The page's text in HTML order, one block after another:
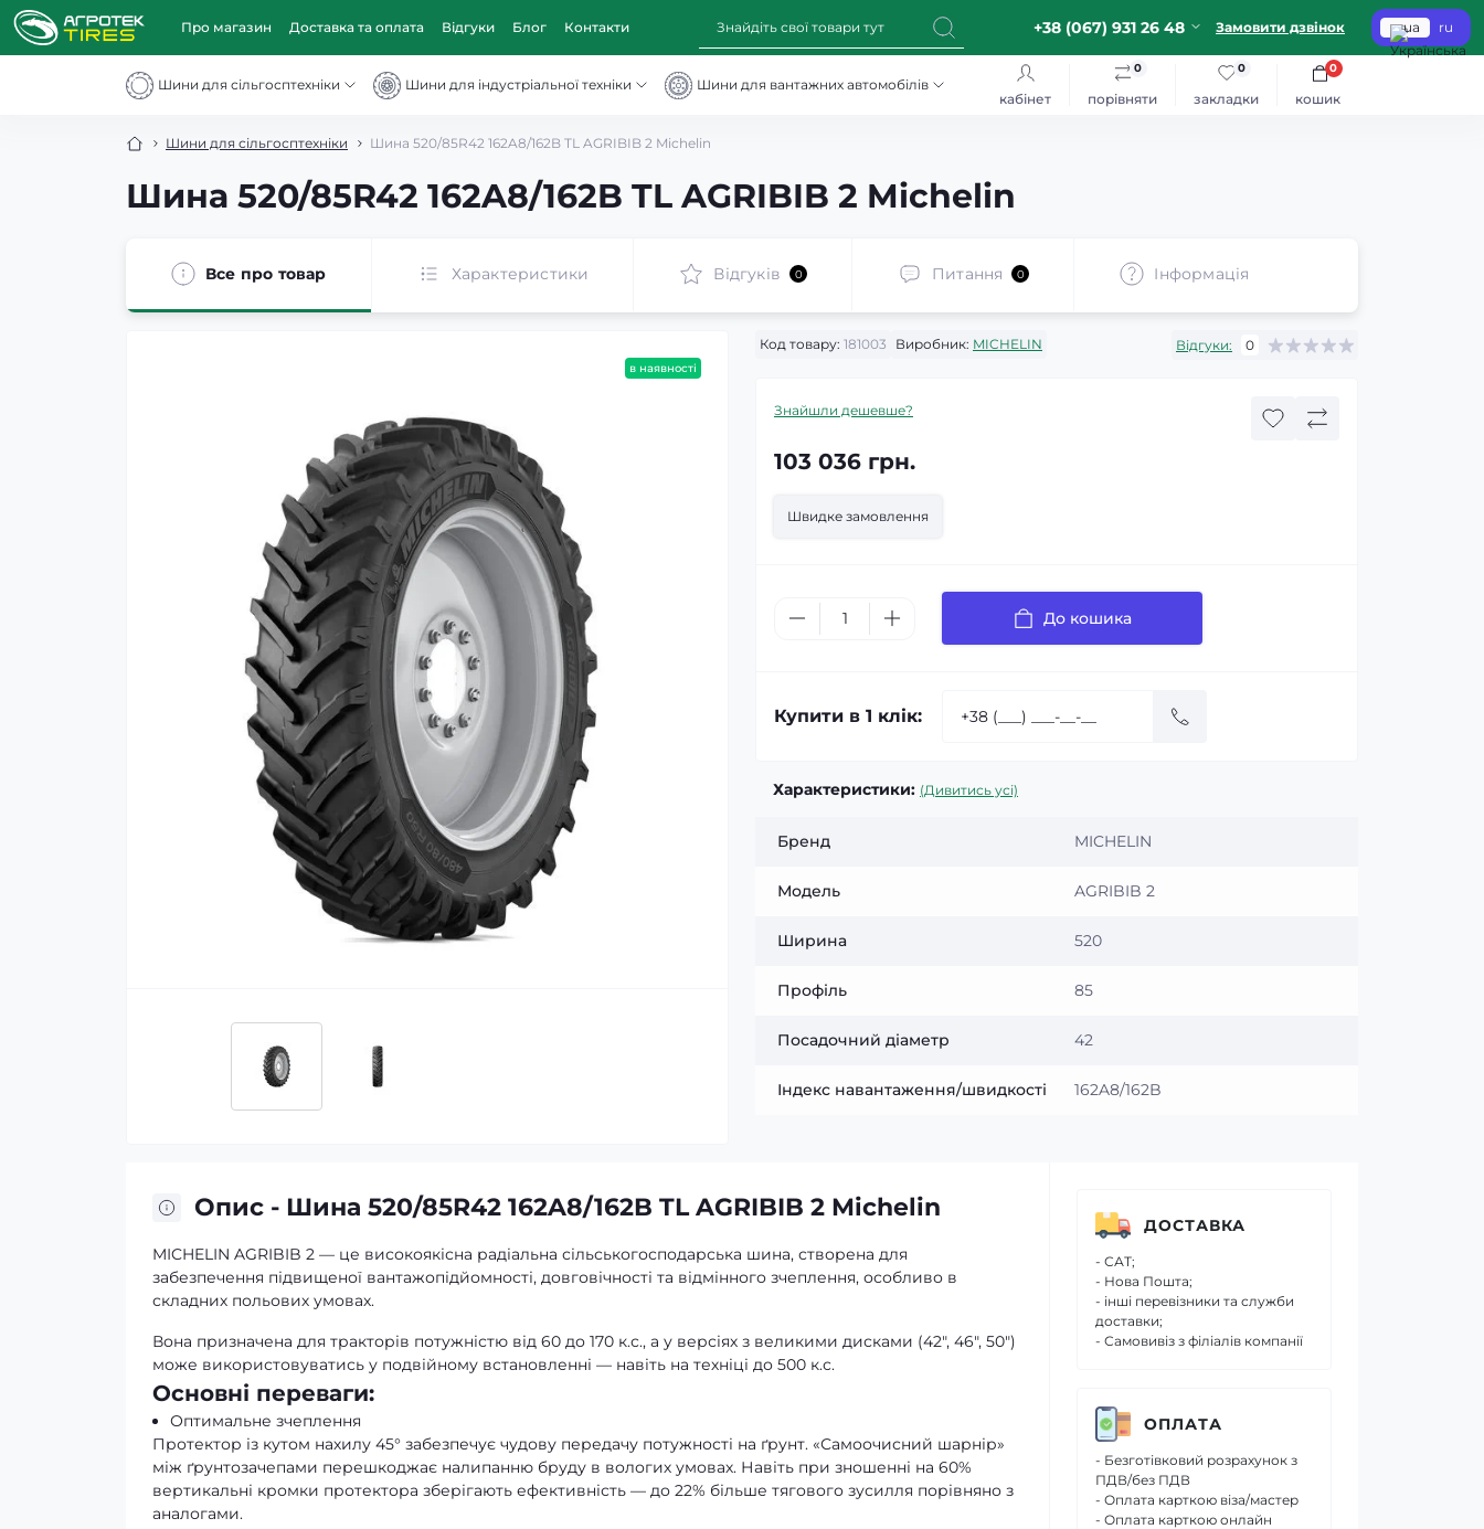
Про магазин Доставка та оплата Відгуки Блог Контакти +38 (067) 931 26 48 Замовити дзвінок ua ru
Шини для сільгосптехніки Шини для індустріальної техніки
Шини для вантажних автомобілів
кабінет
порівняти
0
закладки
0
кошик
0
Шини для сільгосптехніки Шина 520/85R42 162A8/162B TL AGRIBIB 2 Michelin
Шина 520/85R42 162A8/162B TL AGRIBIB 2 Michelin
Все про товар Характеристики Відгуків 0 Питання 0 Iнформація
в наявності
Код товару: 181003 Виробник: MICHELIN Відгуки: 0
Знайшли дешевше?
103 036 грн.
Швидке замовлення
До кошика
Купити в 1 клік:
Характеристики: (Дивитись усі)
Бренд MICHELIN
Модель AGRIBIB 2
Ширина 520
Профіль 85
Посадочний діаметр 42
Індекс навантаження/швидкості 162A8/162B
Опис - Шина 520/85R42 162A8/162B TL AGRIBIB 2 Michelin
MICHELIN AGRIBIB 2 — це високоякісна радіальна сільськогосподарська шина, створена для
забезпечення підвищеної вантажопідйомності, довговічності та відмінного зчеплення, особливо в
складних польових умовах.
Вона призначена для тракторів потужністю від 60 до 170 к.с., а у версіях з великими дисками (42″, 46″, 50″)
може використовуватись у подвійному встановленні — навіть на техніці до 500 к.с.
Основні переваги:
Оптимальне зчеплення
Протектор із кутом нахилу 45° забезпечує чудову передачу потужності на ґрунт. «Самоочисний шарнір»
між ґрунтозачепами перешкоджає налипанню бруду в вологих умовах. Навіть при зношенні на 60%
вертикальні кромки протектора зберігають ефективність — до 22% більше тягового зусилля порівняно з
аналогами.
ДОСТАВКА
- САТ;
- Нова Пошта;
- інші перевізники та служби
доставки;
- Самовивіз з філіалів компанії
ОПЛАТА
- Безготівковий розрахунок з
ПДВ/без ПДВ
- Оплата карткою віза/мастер
- Оплата карткою онлайн